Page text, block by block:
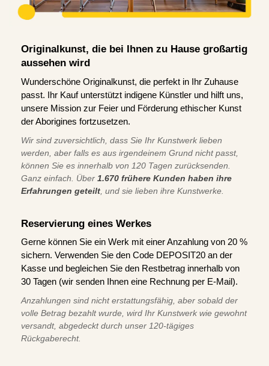
Originalkunst, die bei Ihnen zu Hause großartig
aussehen wird
Wunderschöne Originalkunst, die perfekt in Ihr Zuhause
passt. Ihr Kauf unterstützt indigene Künstler und hilft uns,
unsere Mission zur Feier und Förderung ethischer Kunst
der Aborigines fortzusetzen.
Wir sind zuversichtlich, dass Sie Ihr Kunstwerk lieben
werden, aber falls es aus irgendeinem Grund nicht passt,
können Sie es innerhalb von 120 Tagen zurücksenden.
Ganz einfach. Über 1.670 frühere Kunden haben ihre
Erfahrungen geteilt , und sie lieben ihre Kunstwerke.
Reservierung eines Werkes
Gerne können Sie ein Werk mit einer Anzahlung von 20 %
sichern. Verwenden Sie den Code DEPOSIT20 an der
Kasse und begleichen Sie den Restbetrag innerhalb von
30 Tagen (wir senden Ihnen eine Rechnung per E-Mail).
Anzahlungen sind nicht erstattungsfähig, aber sobald der
volle Betrag bezahlt wurde, wird Ihr Kunstwerk wie gewohnt
versandt, abgedeckt durch unser 120-tägiges
Rückgaberecht.